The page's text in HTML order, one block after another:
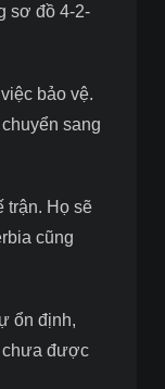
sơ đồ 4-2-
bảo vệ.
sang
trận. Họ sẽ
cũng
ổn định,
chưa được